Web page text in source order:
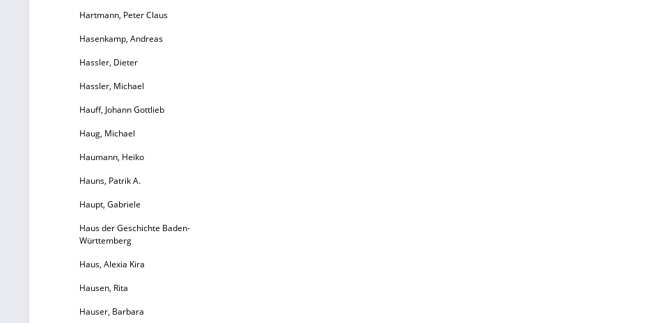
Hartmann, Peter Claus
Hasenkamp, Andreas
Hassler, Dieter
Hassler, Michael
Hauff, Johann Gottlieb
Haug, Michael
Haumann, Heiko
Hauns, Patrik A.
Haupt, Gabriele
Haus der Geschichte Baden-
Württemberg
Haus, Alexia Kira
Hausen, Rita
Hauser, Barbara